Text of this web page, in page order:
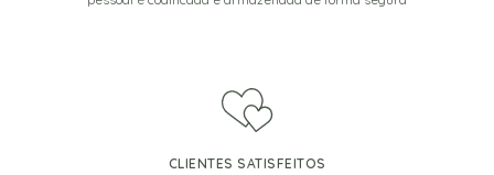
CLIENTES SATISFEITOS